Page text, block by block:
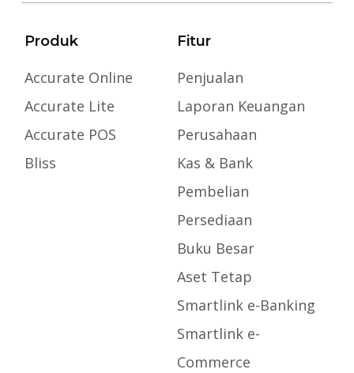
Produk
Accurate Online
Accurate Lite
Accurate POS
Bliss
Fitur
Penjualan
Laporan Keuangan
Perusahaan
Kas & Bank
Pembelian
Persediaan
Buku Besar
Aset Tetap
Smartlink e-Banking
Smartlink e-
Commerce